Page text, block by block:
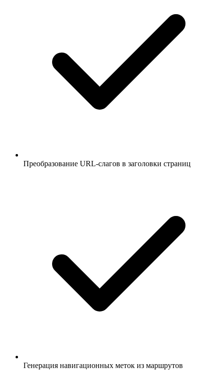
Преобразование URL-слагов в заголовки страниц
Генерация навигационных меток из маршрутов